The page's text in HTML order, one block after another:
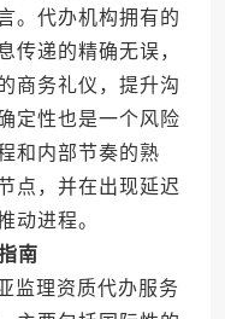
。代办机构拥有的
传递的精确无误，
商务礼仪，提升沟
定性也是一个风险
和内部节奏的熟
点，并在出现延迟
动进程。
南
理资质代办服务